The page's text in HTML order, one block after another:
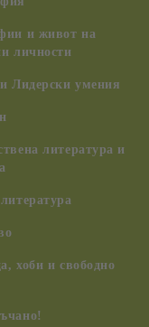
и живот на
личности
Лидерски умения
литература и
хоби и свободно